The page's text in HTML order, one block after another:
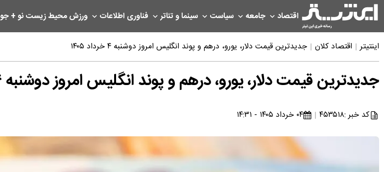
اقتصاد جامعه سیاست سینما و تئاتر فناوری اطلاعات ورزشمحیط زیستنو +
اینتیتر اقتصاد کلان جدیدترین قیمت دلار، یورو، درهم و پوند انگلیس امروز دوشنبه ۴ خرداد ۱۴۰۵
جدیدترین قیمت دلار، یورو، درهم و پوند انگلیس امروز دوشنبه ۴ خرداد ۱۴۰۵
کد خبر :۴۵۳۵۱۸ ۰۴ خرداد ۱۴۰۵ - ۱۴:۳۱